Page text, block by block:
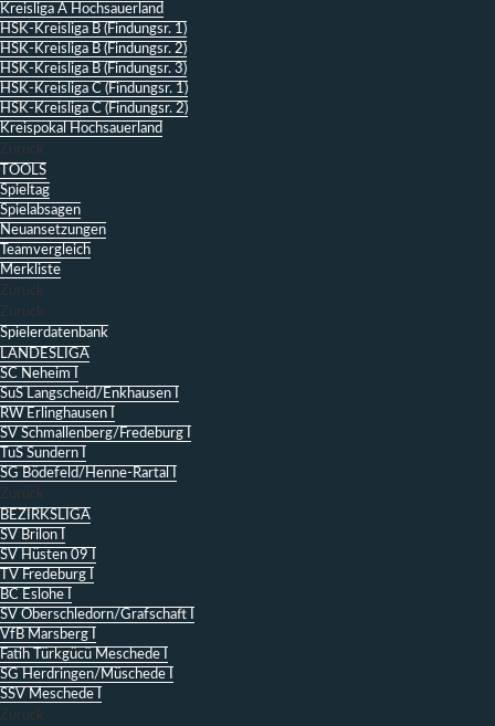
Kreisliga A Hochsauerland
HSK-Kreisliga B (Findungsr. 1)
HSK-Kreisliga B (Findungsr. 2)
HSK-Kreisliga B (Findungsr. 3)
HSK-Kreisliga C (Findungsr. 1)
HSK-Kreisliga C (Findungsr. 2)
Kreispokal Hochsauerland
Zurück
TOOLS
Spieltag
Spielabsagen
Neuansetzungen
Teamvergleich
Merkliste
Zurück
Zurück
Spielerdatenbank
LANDESLIGA
SC Neheim I
SuS Langscheid/Enkhausen I
RW Erlinghausen I
SV Schmallenberg/Fredeburg I
TuS Sundern I
SG Bödefeld/Henne-Rartal I
Zurück
BEZIRKSLIGA
SV Brilon I
SV Hüsten 09 I
TV Fredeburg I
BC Eslohe I
SV Oberschledorn/Grafschaft I
VfB Marsberg I
Fatih Türkgücü Meschede I
SG Herdringen/Müschede I
SSV Meschede I
Zurück